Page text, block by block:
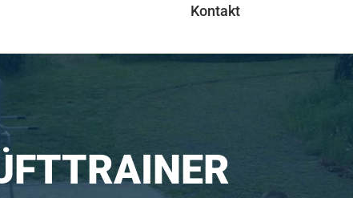
Trainingsbank & Spaziergänger & Abductor
Pendel & Spaziergänger & Hüfttrainer
Kontakt